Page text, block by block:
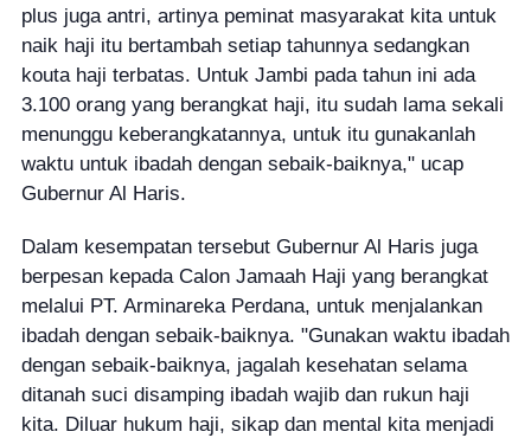
plus juga antri, artinya peminat masyarakat kita untuk
naik haji itu bertambah setiap tahunnya sedangkan
kouta haji terbatas. Untuk Jambi pada tahun ini ada
3.100 orang yang berangkat haji, itu sudah lama sekali
menunggu keberangkatannya, untuk itu gunakanlah
waktu untuk ibadah dengan sebaik-baiknya," ucap
Gubernur Al Haris.
Dalam kesempatan tersebut Gubernur Al Haris juga
berpesan kepada Calon Jamaah Haji yang berangkat
melalui PT. Arminareka Perdana, untuk menjalankan
ibadah dengan sebaik-baiknya. "Gunakan waktu ibadah
dengan sebaik-baiknya, jagalah kesehatan selama
ditanah suci disamping ibadah wajib dan rukun haji
kita. Diluar hukum haji, sikap dan mental kita menjadi